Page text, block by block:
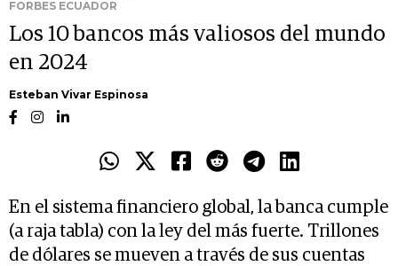
FORBES ECUADOR
Los 10 bancos más valiosos del mundo
en 2024
Esteban Vivar Espinosa
En el sistema financiero global, la banca cumple
(a raja tabla) con la ley del más fuerte. Trillones
de dólares se mueven a través de sus cuentas